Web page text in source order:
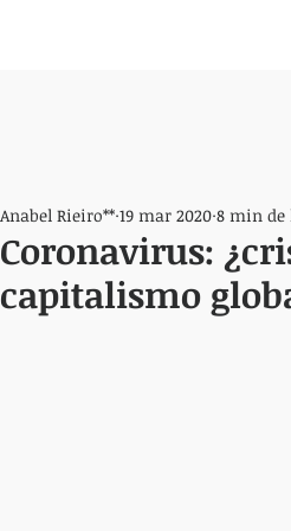
Coronavirus:
capitalismo
Anabel Rieiro** 19 mar 2020 8 min de